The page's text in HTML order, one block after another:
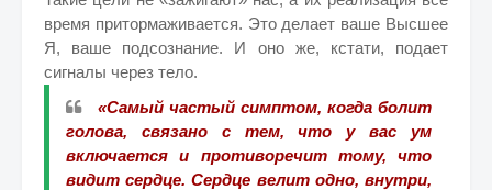
время притормаживается. Это делает ваше Высшее
Я, ваше подсознание. И оно же, кстати, подает
сигналы через тело.
«Самый частый симптом, когда болит
голова, связано с тем, что у вас ум
включается и противоречит тому, что
видит сердце. Сердце велит одно, внутри,